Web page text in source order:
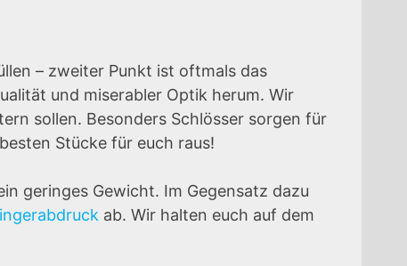
– zweiter Punkt ist oftmals das
und miserabler Optik herum. Wir
sollen. Besonders Schlösser sorgen für
Stücke für euch raus!
geringes Gewicht. Im Gegensatz dazu
ab. Wir halten euch auf dem